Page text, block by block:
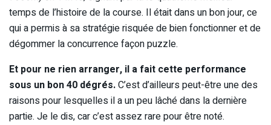
temps de l’histoire de la course. Il était dans un bon jour, ce
qui a permis à sa stratégie risquée de bien fonctionner et de
dégommer la concurrence façon puzzle.
Et pour ne rien arranger, il a fait cette performance
sous un bon 40 dégrés.C’est d’ailleurs peut-être une des
raisons pour lesquelles il a un peu lâché dans la dernière
partie. Je le dis, car c’est assez rare pour être noté.